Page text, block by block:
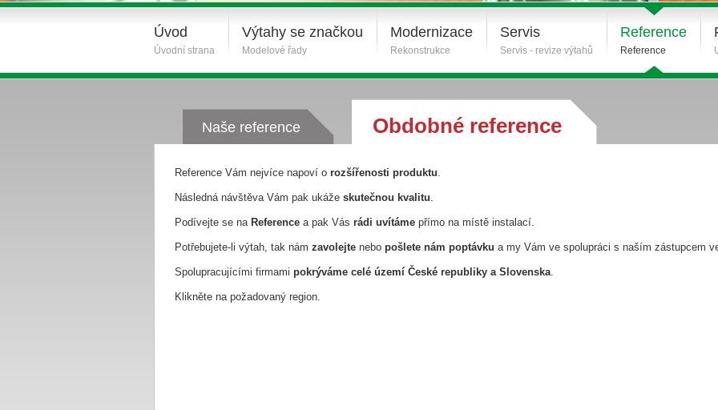
Úvod
Úvodní strana
Výtahy se značkou
Modelové řady
Modernizace
Rekonstrukce
Servis
Servis - revize výtahů
Reference
Reference
Naše reference Obdobné reference
Reference Vám nejvíce napoví o rozšířenosti produktu.
Následná návštěva Vám pak ukáže skutečnou kvalitu.
Podívejte se na Reference a pak Vás rádi uvítáme přímo na místě instalací.
Potřebujete-li výtah, tak nám zavolejte nebo pošlete nám poptávku a my Vám ve spolupráci s naším zástupcem
Spolupracujícími firmami pokrýváme celé území České republiky a Slovenska.
Klikněte na požadovaný region.